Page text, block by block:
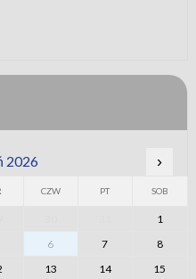
2026 ›
CZW PT SOB
1
6 7
8
13 14
15